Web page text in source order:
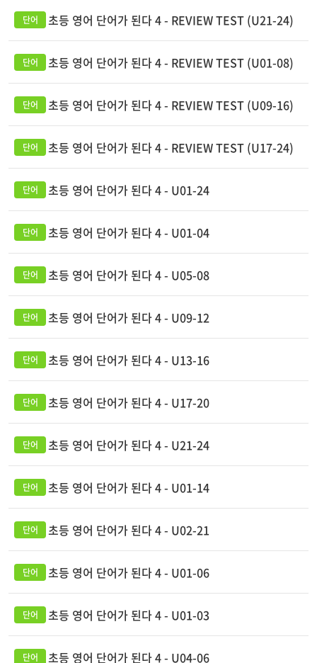
초등 영어 단어가 된다 4 - REVIEW TEST (U21-24)
초등 영어 단어가 된다 4 - REVIEW TEST (U01-08)
초등 영어 단어가 된다 4 - REVIEW TEST (U09-16)
초등 영어 단어가 된다 4 - REVIEW TEST (U17-24)
초등 영어 단어가 된다 4 - U01-24
초등 영어 단어가 된다 4 - U01-04
초등 영어 단어가 된다 4 - U05-08
초등 영어 단어가 된다 4 - U09-12
초등 영어 단어가 된다 4 - U13-16
초등 영어 단어가 된다 4 - U17-20
초등 영어 단어가 된다 4 - U21-24
초등 영어 단어가 된다 4 - U01-14
초등 영어 단어가 된다 4 - U02-21
초등 영어 단어가 된다 4 - U01-06
초등 영어 단어가 된다 4 - U01-03
초등 영어 단어가 된다 4 - U04-06